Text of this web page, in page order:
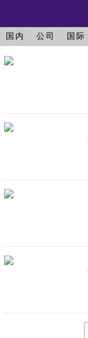
国内 公司 国际